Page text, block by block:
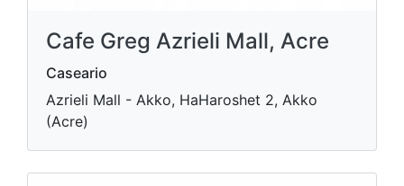
Cafe Greg Azrieli Mall, Acre
Caseario
Azrieli Mall - Akko, HaHaroshet 2, Akko
(Acre)